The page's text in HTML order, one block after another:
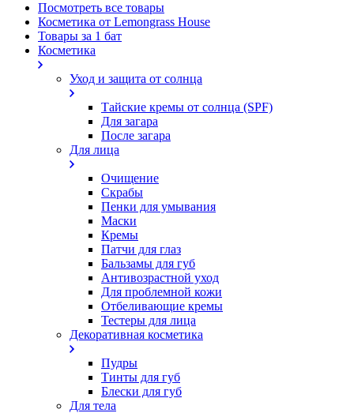
Посмотреть все товары
Косметика от Lemongrass House
Товары за 1 бат
Косметика
Уход и защита от солнца
Тайские кремы от солнца (SPF)
Для загара
После загара
Для лица
Очищение
Скрабы
Пенки для умывания
Маски
Кремы
Патчи для глаз
Бальзамы для губ
Антивозрастной уход
Для проблемной кожи
Oтбеливающие кремы
Тестеры для лица
Декоративная косметика
Пудры
Тинты для губ
Блески для губ
Для тела